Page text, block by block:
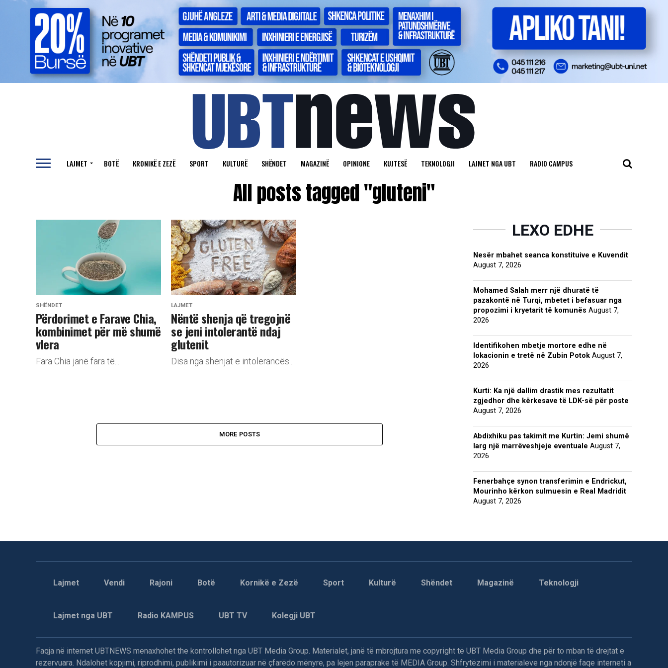
LAJMET BOTË KRONIKË E ZEZË SPORT KULTURË SHËNDET MAGAZINË OPINIONE KUJTESË TEKNOLOGJI LAJMET NGA UBT RADIO CAMPUS
All posts tagged "gluteni"
SHËNDET
Përdorimet e Farave Chia,
kombinimet për më shumë
vlera
Fara Chia janë fara të...
LAJMET
Nëntë shenja që tregojnë
se jeni intolerantë ndaj
glutenit
Disa nga shenjat e intolerancës...
MORE POSTS
LEXO EDHE
Nesër mbahet seanca konstituive e Kuvendit
August 7, 2026
Mohamed Salah merr një dhuratë të
pazakontë në Turqi, mbetet i befasuar nga
propozimi i kryetarit të komunës August 7,
2026
Identifikohen mbetje mortore edhe në
lokacionin e tretë në Zubin Potok August 7,
2026
Kurti: Ka një dallim drastik mes rezultatit
zgjedhor dhe kërkesave të LDK-së për poste
August 7, 2026
Abdixhiku pas takimit me Kurtin: Jemi shumë
larg një marrëveshjeje eventuale August 7,
2026
Fenerbahçe synon transferimin e Endrickut,
Mourinho kërkon sulmuesin e Real Madridit
August 7, 2026
Lajmet Vendi Rajoni Botë Kornikë e Zezë Sport Kulturë Shëndet Magazinë Teknologji
Lajmet nga UBT Radio KAMPUS UBT TV Kolegji UBT
Faqja në internet UBTNEWS menaxhohet the kontrollohet nga UBT Media Group. Materialet, janë të mbrojtura me copyright të UBT Media Group dhe për to mban të drejtat e
rezervuara. Ndalohet kopjimi, riprodhimi, publikimi i paautorizuar në çfarëdo mënyre, pa lejen paraprake të MEDIA Group. Shfrytëzimi i materialeve nga ndonjë faqe interneti a